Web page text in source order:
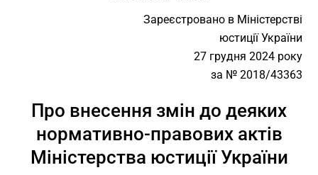
Зареєстровано в Міністерстві
юстиції України
27 грудня 2024 року
за № 2018/43363
Про внесення змін до деяких
нормативно-правових актів
Міністерства юстиції України